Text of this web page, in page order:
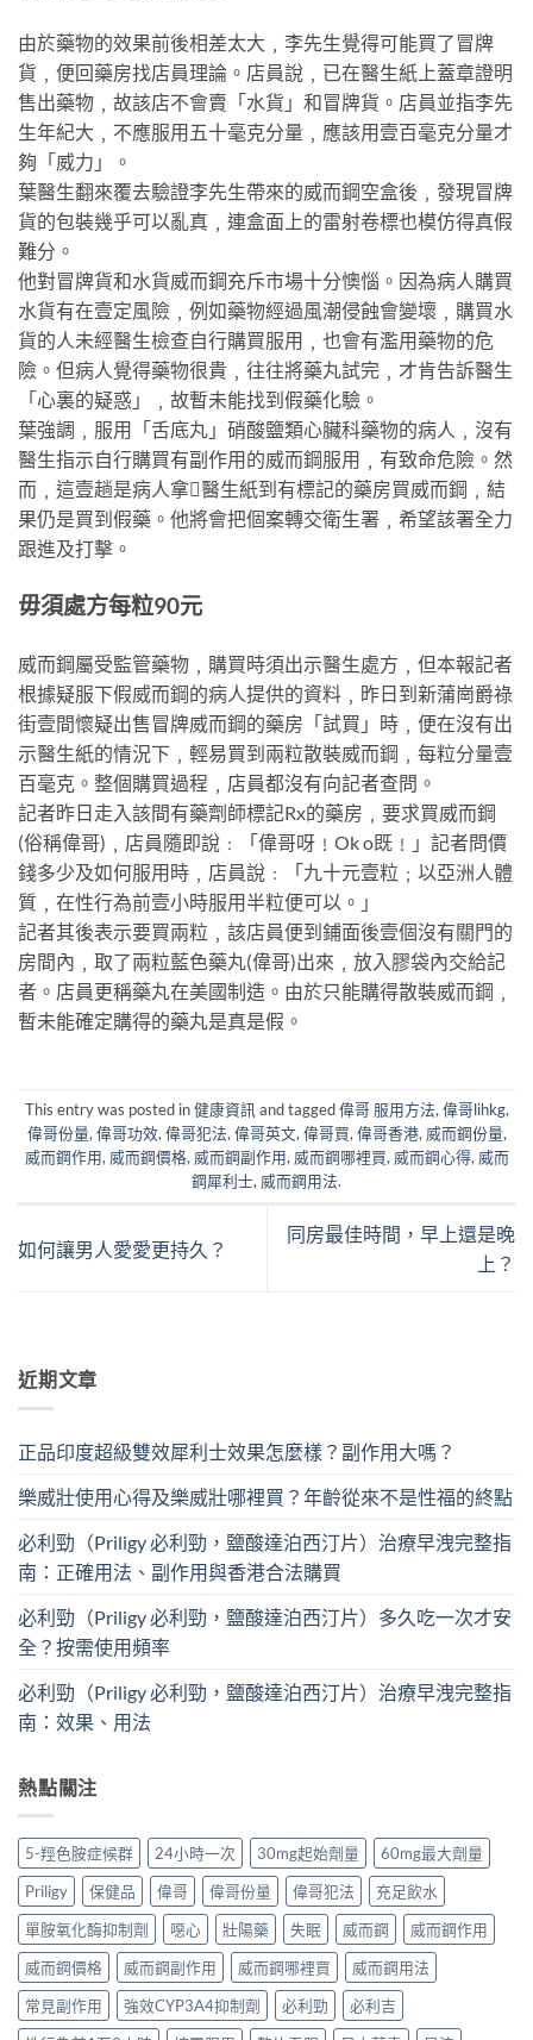
由於藥物的效果前後相差太大﹐李先生覺得可能買了冒牌
貨﹐便回藥房找店員理論。店員說﹐已在醫生紙上蓋章證明
售出藥物﹐故該店不會賣「水貨」和冒牌貨。店員並指李先
生年紀大﹐不應服用五十毫克分量﹐應該用壹百毫克分量才
夠「威力」。
葉醫生翻來覆去驗證李先生帶來的威而鋼空盒後﹐發現冒牌
貨的包裝幾乎可以亂真﹐連盒面上的雷射卷標也模仿得真假
難分。
他對冒牌貨和水貨威而鋼充斥市場十分懊惱。因為病人購買
水貨有在壹定風險﹐例如藥物經過風潮侵蝕會變壞﹐購買水
貨的人未經醫生檢查自行購買服用﹐也會有濫用藥物的危
險。但病人覺得藥物很貴﹐往往將藥丸試完﹐才肯告訴醫生
「心裏的疑惑」﹐故暫未能找到假藥化驗。
葉強調﹐服用「舌底丸」硝酸鹽類心臟科藥物的病人﹐沒有
醫生指示自行購買有副作用的威而鋼服用﹐有致命危險。然
而﹐這壹趟是病人拿醫生紙到有標記的藥房買威而鋼﹐結
果仍是買到假藥。他將會把個案轉交衛生署﹐希望該署全力
跟進及打擊。
毋須處方每粒90元
威而鋼屬受監管藥物﹐購買時須出示醫生處方﹐但本報記者
根據疑服下假威而鋼的病人提供的資料﹐昨日到新蒲崗爵祿
街壹間懷疑出售冒牌威而鋼的藥房「試買」時﹐便在沒有出
示醫生紙的情況下﹐輕易買到兩粒散裝威而鋼﹐每粒分量壹
百毫克。整個購買過程﹐店員都沒有向記者查問。
記者昨日走入該間有藥劑師標記Rx的藥房﹐要求買威而鋼
(俗稱偉哥)﹐店員隨即說﹕「偉哥呀﹗Ok o既﹗」記者問價
錢多少及如何服用時﹐店員說﹕「九十元壹粒﹔以亞洲人體
質﹐在性行為前壹小時服用半粒便可以。」
記者其後表示要買兩粒﹐該店員便到鋪面後壹個沒有關門的
房間內﹐取了兩粒藍色藥丸(偉哥)出來﹐放入膠袋內交給記
者。店員更稱藥丸在美國制造。由於只能購得散裝威而鋼﹐
暫未能確定購得的藥丸是真是假。
This entry was posted in健康資訊 and tagged偉哥 服用方法, 偉哥lihkg,
偉哥份量, 偉哥功效, 偉哥犯法, 偉哥英文, 偉哥買, 偉哥香港, 威而鋼份量,
威而鋼作用, 威而鋼價格, 威而鋼副作用, 威而鋼哪裡買, 威而鋼心得, 威而
鋼犀利士, 威而鋼用法.
如何讓男人愛愛更持久？
同房最佳時間，早上還是晚
上？
近期文章
正品印度超級雙效犀利士效果怎麼樣？副作用大嗎？
樂威壯使用心得及樂威壯哪裡買？年齡從來不是性福的終點
必利勁（Priligy 必利勁，鹽酸達泊西汀片）治療早洩完整指
南：正確用法、副作用與香港合法購買
必利勁（Priligy 必利勁，鹽酸達泊西汀片）多久吃一次才安
全？按需使用頻率
必利勁（Priligy 必利勁，鹽酸達泊西汀片）治療早洩完整指
南：效果、用法
熱點關注
5-羥色胺症候群 24小時一次 30mg起始劑量
60mg最大劑量
Priligy
保健品 偉哥 偉哥份量 偉哥犯法
充足飲水
單胺氧化酶抑制劑
噁心 壯陽藥 失眠 威而鋼
威而鋼作用
威而鋼價格
威而鋼副作用 威而鋼哪裡買
威而鋼用法
常見副作用
強效CYP3A4抑制劑 必利勁
必利吉